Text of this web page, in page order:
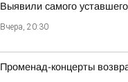
Выявили самого
Вчера, 20:30
Променад-концерты